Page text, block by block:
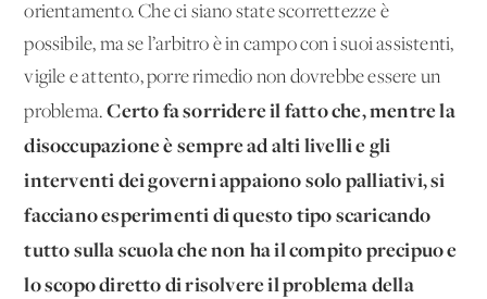
orientamento. Che ci siano state scorrettezze è
possibile, ma se l’arbitro è in campo con i suoi assistenti,
vigile e attento, porre rimedio non dovrebbe essere un
problema.Certo fa sorridere il fatto che, mentre la
disoccupazione è sempre ad alti livelli e gli
interventi dei governi appaiono solo palliativi, si
facciano esperimenti di questo tipo scaricando
tutto sulla scuola che non ha il compito precipuo e
lo scopo diretto di risolvere il problema della